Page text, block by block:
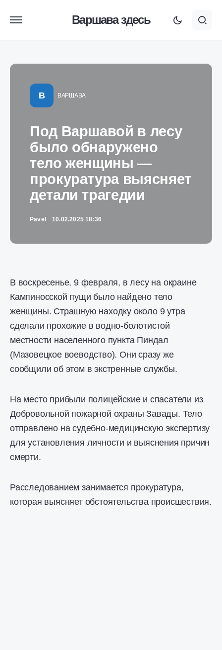
Варшава здесь
В ВАРШАВА
Под Варшавой в лесу
было обнаружено
тело женщины —
прокуратура выясняет
детали трагедии
Pavel 10.02.2025 18:36
В воскресенье, 9 февраля, в лесу на окраине
Кампиносской пущи было найдено тело
женщины. Страшную находку около 9 утра
сделали прохожие в водно-болотистой
местности населенного пункта Пиндал
(Мазовецкое воеводство). Они сразу же
сообщили об этом в экстренные службы.
На место прибыли полицейские и спасатели из
Добровольной пожарной охраны Завады. Тело
отправлено на судебно-медицинскую экспертизу
для установления личности и выяснения причин
смерти.
Расследованием занимается прокуратура,
которая выясняет обстоятельства происшествия.